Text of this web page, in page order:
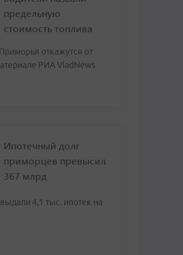
предельную
стоимость топлива
откажутся от
РИА VladNews
Ипотечный долг
приморцев превысил
367 млрд
4,1 тыс. ипотек на